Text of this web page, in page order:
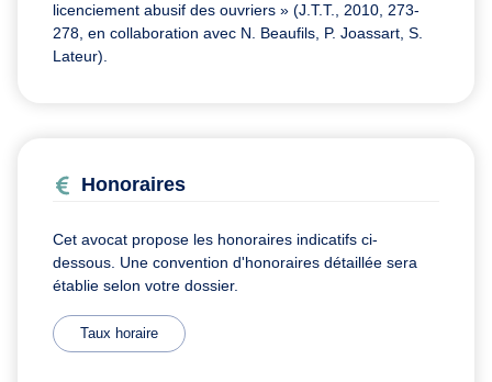
licenciement abusif des ouvriers » (J.T.T., 2010, 273-
278, en collaboration avec N. Beaufils, P. Joassart, S.
Lateur).
Honoraires
Cet avocat propose les honoraires indicatifs ci-
dessous. Une convention d'honoraires détaillée sera
établie selon votre dossier.
Taux horaire